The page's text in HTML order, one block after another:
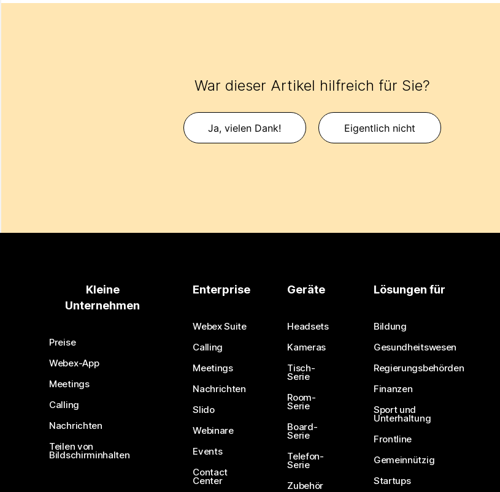
War dieser Artikel hilfreich für Sie?
Ja, vielen Dank! Eigentlich nicht
Kleine
Unternehmen
Preise
Webex-App
Meetings
Calling
Nachrichten
Teilen von
Bildschirminhalten
Enterprise
Webex Suite
Calling
Meetings
Nachrichten
Slido
Webinare
Events
Contact
Center
Geräte
Headsets
Kameras
Tisch-
Serie
Room-
Serie
Board-
Serie
Telefon-
Serie
Zubehör
Lösungen für
Bildung
Gesundheitswesen
Regierungsbehörden
Finanzen
Sport und
Unterhaltung
Frontline
Gemeinnützig
Startups